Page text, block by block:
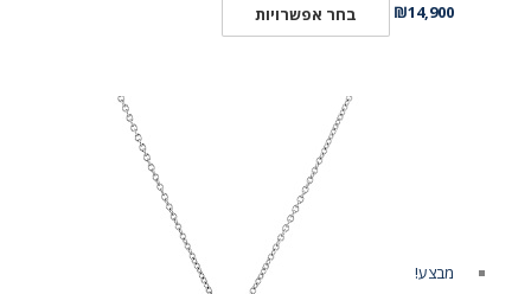
₪14,900 בחר אפשרויות
מבצע!